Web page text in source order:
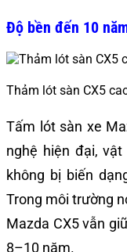
Độ bền đến 10
Thảm lót sàn CX5
Tấm lót sàn xe
nghệ hiện đại,
không bị biến
Trong môi trường
Mazda CX5 vẫn
8–10 năm.